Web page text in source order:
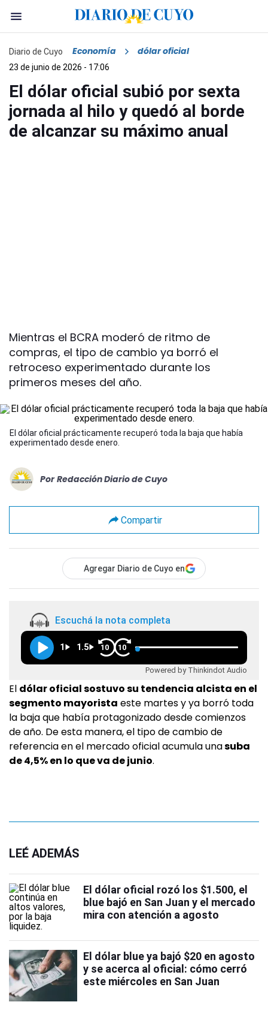
Diario de Cuyo Economía dólar oficial
23 de junio de 2026 - 17:06
El dólar oficial subió por sexta
jornada al hilo y quedó al borde
de alcanzar su máximo anual
Mientras el BCRA moderó de ritmo de
compras, el tipo de cambio ya borró el
retroceso experimentado durante los
primeros meses del año.
El dólar oficial prácticamente recuperó toda la baja que había
experimentado desde enero.
Por Redacción Diario de Cuyo
Compartir
Agregar Diario de Cuyo en
Escuchá la nota completa
1 1.5 10 10
Powered by Thinkindot Audio
El dólar oficial sostuvo su tendencia alcista en el
segmento mayorista este martes y ya borró toda
la baja que había protagonizado desde comienzos
de año. De esta manera, el tipo de cambio de
referencia en el mercado oficial acumula unasuba
de 4,5% en lo que va de junio.
LEÉ ADEMÁS
El dólar oficial rozó los $1.500, el
blue bajó en San Juan y el mercado
mira con atención a agosto
El dólar blue ya bajó $20 en agosto
y se acerca al oficial: cómo cerró
este miércoles en San Juan